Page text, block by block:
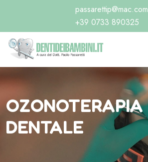
passarettip@mac.com
+39 0733 890325
OZONOTERAPIA
DENTALE